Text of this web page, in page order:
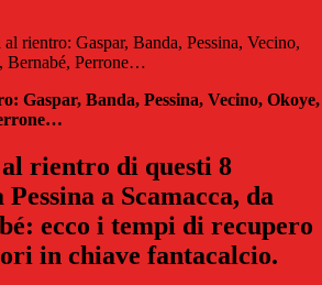
rientro: Gaspar, Banda, Pessina, Vecino,
Bernabé, Perrone…
Gaspar, Banda, Pessina, Vecino, Okoye,
rientro di questi 8
a Scamacca, da
ecco i tempi di recupero
in chiave fantacalcio.